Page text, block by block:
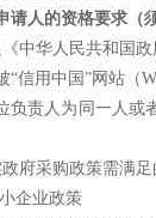
请人的资格要求（
《中华人民共和国
“信用中国”网站（
负责人为同一人或
府采购政策需满足
企业政策